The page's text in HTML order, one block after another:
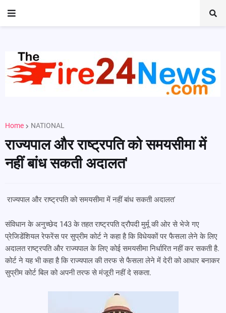
Home NATIONAL
राज्यपाल और राष्ट्रपति को समयसीमा में
नहीं बांध सकती अदालत'
राज्यपाल और राष्ट्रपति को समयसीमा में नहीं बांध सकती अदालत'
संविधान के अनुच्छेद 143 के तहत राष्ट्रपति द्रौपदी मुर्मू की ओर से भेजे गए
प्रेजिडेंशियल रेफरेंस पर सुप्रीम कोर्ट ने कहा है कि विधेयकों पर फैसला लेने के लिए
अदालत राष्ट्रपति और राज्यपाल के लिए कोई समयसीमा निर्धारित नहीं कर सकती है.
कोर्ट ने यह भी कहा है कि राज्यपाल की तरफ से फैसला लेने में देरी को आधार बनाकर
सुप्रीम कोर्ट बिल को अपनी तरफ से मंजूरी नहीं दे सकता.